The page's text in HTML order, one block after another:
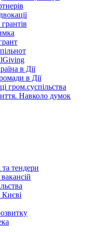
в Дії
в Дії
гром.суспільства
Навколо думок
та тендери
Києві